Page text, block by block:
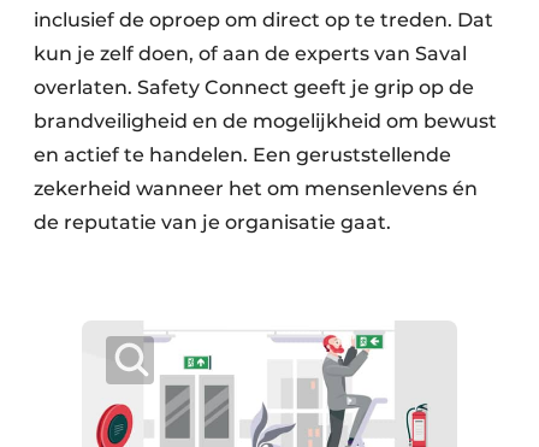
inclusief de oproep om direct op te treden. Dat
kun je zelf doen, of aan de experts van Saval
overlaten. Safety Connect geeft je grip op de
brandveiligheid en de mogelijkheid om bewust
en actief te handelen. Een geruststellende
zekerheid wanneer het om mensenlevens én
de reputatie van je organisatie gaat.